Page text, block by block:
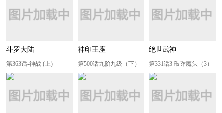
斗罗大陆
第363话-神战 (上)
神印王座
第500话九阶九级（下）
绝世武神
第331话3 敲诈魔头（3）